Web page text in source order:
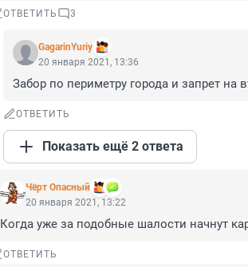
ОТВЕТИТЬ 3
GagarinYuriy
20 января 2021, 13:36
Забор по периметру города и запрет на
ОТВЕТИТЬ
Показать ещё 2 ответа
Чёрт Опасный
20 января 2021, 13:22
Когда уже за подобные шалости начнут
ОТВЕТИТЬ